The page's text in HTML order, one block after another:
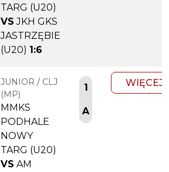
TARG (U20)
VS JKH GKS
JASTRZĘBIE
(U20) 1:6
JUNIOR / CLJ
(MP)
MMKS
PODHALE
NOWY
TARG (U20)
VS AM
1
A
WIĘCEJ